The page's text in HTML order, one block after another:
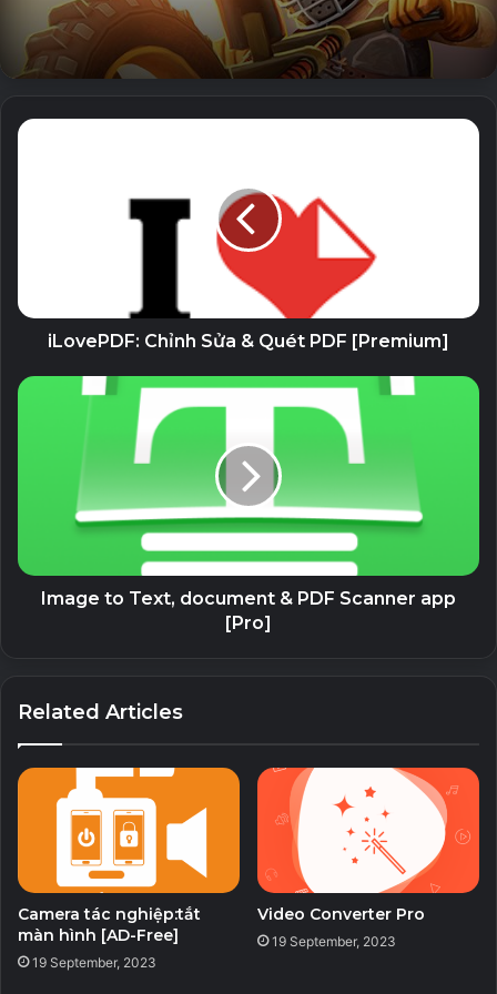
[Đọc trạng thái và danh tính điện thoại]
Để nhận lượng dữ liệu sử dụng theo ứng dụng và để xác
Để xác định loại giao tiếp
Hiển thị Kết nối mạng.
Để hiển thị quảng cáo.
Để thu thập thông tin cần thiết để cải thiện ứng dụng,
chẳng hạn như thông tin lỗi.
[Chạy khi khởi động]
Để tự động khởi động dịch vụ thường trú khi thiết bị đầu
Download v0.9.7.7
iLovePDF: Chỉnh Sửa & Quét PDF [Premium]
Image to Text, document & PDF Scanner app
[Pro]
Related Articles
Camera tác nghiệp:tắt
màn hình [AD-Free]
19 September, 2023
Video Converter Pro
19 September, 2023